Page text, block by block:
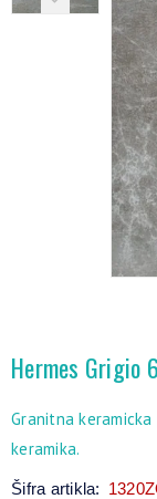
Hermes Grigio
Granitna
keramika.
Šifra artikla: